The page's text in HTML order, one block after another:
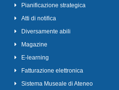
Pianificazione strategica
Atti di notifica
Diversamente abili
Magazine
E-learning
Fatturazione elettronica
Sistema Museale di Ateneo